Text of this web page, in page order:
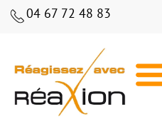
04 67 72 48 83